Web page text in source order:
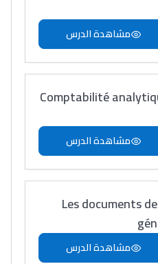
مشاهدة الدرس
Comptabilité
مشاهدة الدرس
Les documents
مشاهدة الدرس